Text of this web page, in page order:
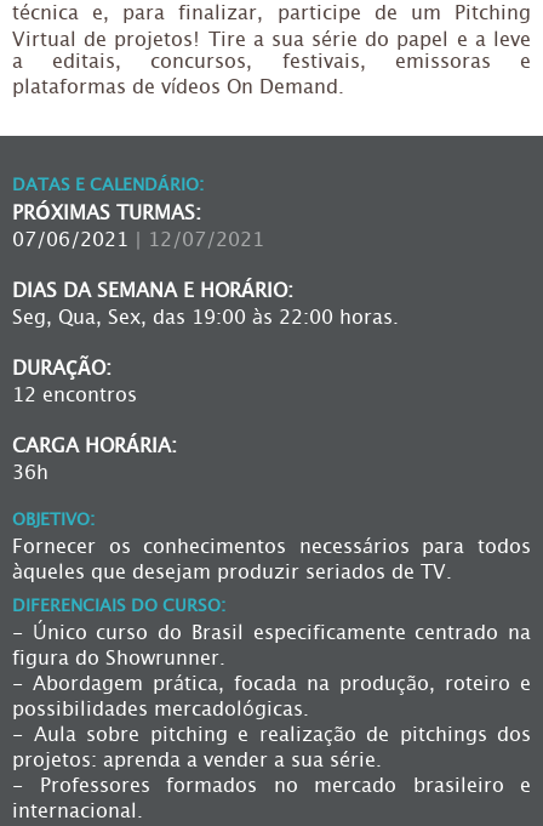
técnica e, para finalizar, participe de um Pitching
Virtual de projetos! Tire a sua série do papel e a leve
a editais, concursos, festivais, emissoras e
plataformas de vídeos On Demand.
DATAS E CALENDÁRIO:
PRÓXIMAS TURMAS:
07/06/2021
| 12/07/2021
DIAS DA SEMANA E HORÁRIO:
Seg, Qua, Sex, das 19:00 às 22:00 horas.
DURAÇÃO:
12 encontros
CARGA HORÁRIA:
36h
OBJETIVO:
Fornecer os conhecimentos necessários para todos
àqueles que desejam produzir seriados de TV.
DIFERENCIAIS DO CURSO:
- Único curso do Brasil especificamente centrado na
figura do Showrunner.
- Abordagem prática, focada na produção, roteiro e
possibilidades mercadológicas.
- Aula sobre pitching e realização de pitchings dos
projetos: aprenda a vender a sua série.
- Professores formados no mercado brasileiro e
internacional.